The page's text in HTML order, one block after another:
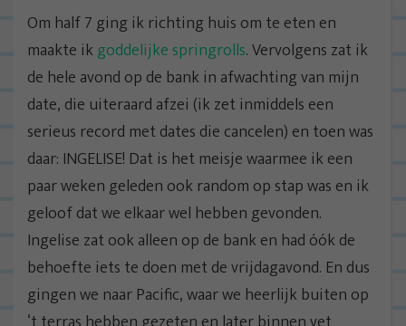
Om half 7 ging ik richting huis om te eten en
maakte ik goddelijke springrolls. Vervolgens zat ik
de hele avond op de bank in afwachting van mijn
date, die uiteraard afzei (ik zet inmiddels een
serieus record met dates die cancelen) en toen was
daar: INGELISE! Dat is het meisje waarmee ik een
paar weken geleden ook random op stap was en ik
geloof dat we elkaar wel hebben gevonden.
Ingelise zat ook alleen op de bank en had óók de
behoefte iets te doen met de vrijdagavond. En dus
gingen we naar Pacific, waar we heerlijk buiten op